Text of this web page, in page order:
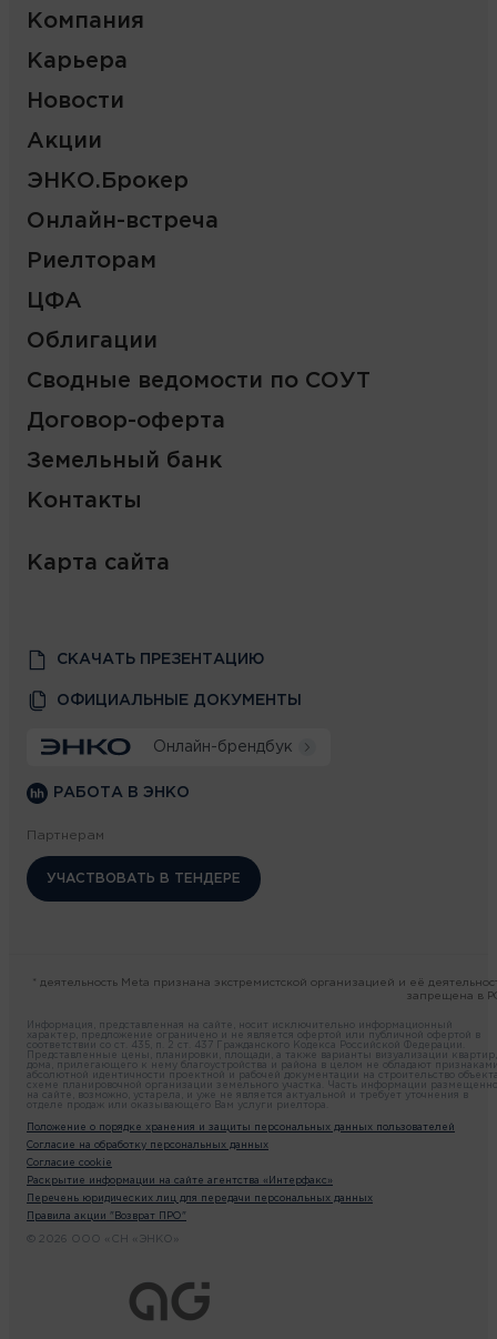
Компания
Карьера
Новости
Акции
ЭНКО.Брокер
Онлайн-встреча
Риелторам
ЦФА
Облигации
Сводные ведомости по СОУТ
Договор-оферта
Земельный банк
Контакты
Карта сайта
СКАЧАТЬ ПРЕЗЕНТАЦИЮ
ОФИЦИАЛЬНЫЕ ДОКУМЕНТЫ
Онлайн-брендбук
РАБОТА В ЭНКО
Партнерам
УЧАСТВОВАТЬ В ТЕНДЕРЕ
* деятельность Meta признана экстремистской организацией и её
запрещена в
Информация, представленная на сайте, носит исключительно информационный
характер, предложение ограничено и не является офертой или публичной офертой в
соответствии со ст. 435, п. 2 ст. 437 Гражданского Кодекса Российской Федерации.
Представленные цены, планировки, площади, а также варианты визуализации квартир,
дома, прилегающего к нему благоустройства и района в целом не обладают
абсолютной идентичности проектной и рабочей документации на строительство
схеме планировочной организации земельного участка. Часть информации
на сайте, возможно, устарела, и уже не является актуальной и требует уточнения в
отделе продаж или оказывающего Вам услуги риелтора.
Положение о порядке хранения и защиты персональных данных пользователей
Согласие на обработку персональных данных
Согласие cookie
Раскрытие информации на сайте агентства «Интерфакс»
Перечень юридических лиц для передачи персональных данных
Правила акции "Возврат ПРО"
© 2026 ООО «СН «ЭНКО»